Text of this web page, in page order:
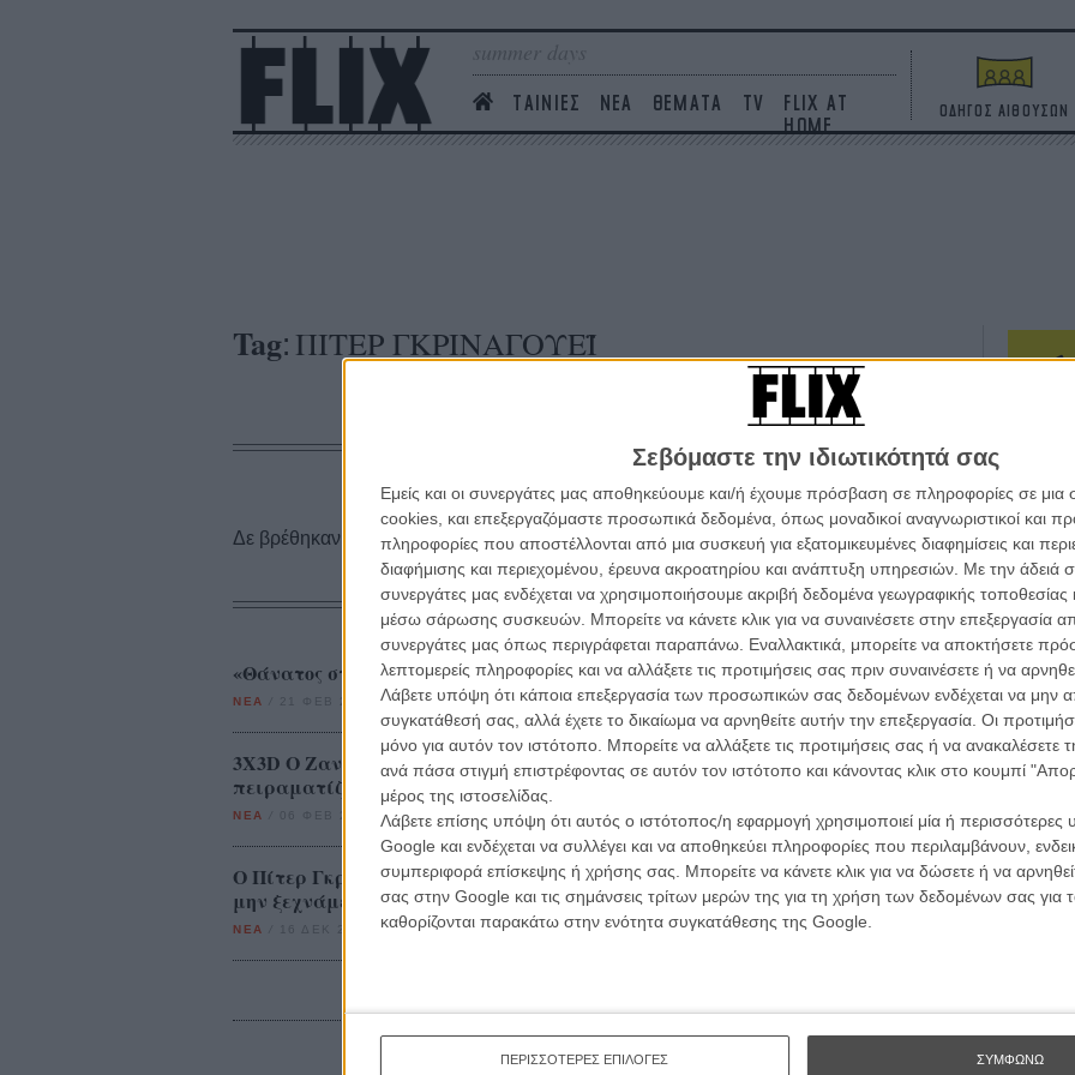
Σεβόμαστε την ιδιωτικότητά σας
Εμείς και οι συνεργάτες μας αποθηκεύουμε και/ή έχουμε πρόσβαση σε πληροφορίες σε
cookies, και επεξεργαζόμαστε προσωπικά δεδομένα, όπως μοναδικοί αναγνωριστικοί και
πληροφορίες που αποστέλλονται από μια συσκευή για εξατομικευμένες διαφημίσεις και
διαφήμισης και περιεχομένου, έρευνα ακροατηρίου και ανάπτυξη υπηρεσιών. Με την άδειά
συνεργάτες μας ενδέχεται να χρησιμοποιήσουμε ακριβή δεδομένα γεωγραφικής τοποθεσίας
μέσω σάρωσης συσκευών. Μπορείτε να κάνετε κλικ για να συναινέσετε στην επεξεργασία
συνεργάτες μας όπως περιγράφεται παραπάνω. Εναλλακτικά, μπορείτε να αποκτήσετε
λεπτομερείς πληροφορίες και να αλλάξετε τις προτιμήσεις σας πριν συναινέσετε ή να
Λάβετε υπόψη ότι κάποια επεξεργασία των προσωπικών σας δεδομένων ενδέχεται να μην
συγκατάθεσή σας, αλλά έχετε το δικαίωμα να αρνηθείτε αυτήν την επεξεργασία. Οι
μόνο για αυτόν τον ιστότοπο. Μπορείτε να αλλάξετε τις προτιμήσεις σας ή να ανακαλέσετε
ανά πάσα στιγμή επιστρέφοντας σε αυτόν τον ιστότοπο και κάνοντας κλικ στο κουμπί
μέρος της ιστοσελίδας.
Λάβετε επίσης υπόψη ότι αυτός ο ιστότοπος/η εφαρμογή χρησιμοποιεί μία ή περισσότερες
Google και ενδέχεται να συλλέγει και να αποθηκεύει πληροφορίες που περιλαμβάνουν,
συμπεριφορά επίσκεψης ή χρήσης σας. Μπορείτε να κάνετε κλικ για να δώσετε ή να
σας στην Google και τις σημάνσεις τρίτων μερών της για τη χρήση των δεδομένων σας
καθορίζονται παρακάτω στην ενότητα συγκατάθεσης της Google.
ΠΕΡΙΣΣΟΤΕΡΕΣ ΕΠΙΛΟΓΕΣ ΣΥΜΦΩΝΩ
summer days
ΤΑΙΝΙΕΣ ΝΕΑ ΘΕΜΑΤΑ TV
FLIX AT
HOME
ΟΔΗΓΟΣ ΑΙΘΟΥΣΩΝ
Tag: ΠΙΤΕΡ ΓΚΡΙΝΑΓΟΥΕΪ
ΤΑΙΝΙΕΣ
Δε βρέθηκαν σχετικές κριτικές ταινιών.
ΑΡΘΡΑ
«Θάνατος στη Βενετία» για τον Πίτερ Γκρίναγουεϊ
ΝΕΑ 21 ΦΕΒ 2012 / Μανώλης Κρανάκης
3X3D O Ζαν Λικ Γκοντάρ, ο Πίτερ Γκρίναγουεϊ και ο Εντγκαρ Πέρα
πειραματίζονται με το 3D
ΝΕΑ 06 ΦΕΒ 2013 / Γιώργος Κρασσακόπουλος
O Πίτερ Γκρίναγουεϊ πιστεύει ότι σήμερα περισσότερο από ποτέ πρέπει να
μην ξεχνάμε τον Σεργκέι Αϊζενστάιν
ΝΕΑ 16 ΔΕΚ 2014 / Μανώλης Κρανάκης
Βιμ
Η
σε
Εγγράψου